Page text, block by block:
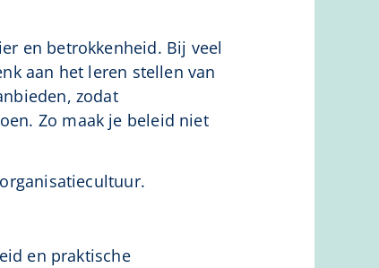
en betrokkenheid. Bij veel
aan het leren stellen van
zodat
Zo maak je beleid niet
en praktische